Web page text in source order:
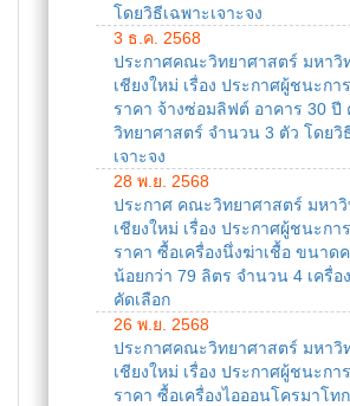
โดยวิธีเฉพาะเจาะจง
3 ธ.ค. 2568
ประกาศคณะวิทยาศาสตร์ มหาวิ
เชียงใหม่ เรื่อง ประกาศผู้ชนะกา
ราคา จ้างซ่อมลิฟต์ อาคาร 30 ปี
วิทยาศาสตร์ จำนวน 3 ตัว โดยวิ
เจาะจง
28 พ.ย. 2568
ประกาศ คณะวิทยาศาสตร์ มหาวิ
เชียงใหม่ เรื่อง ประกาศผู้ชนะกา
ราคา ซื้อเครื่องนึ่งฆ่าเชื้อ ขนาด
น้อยกว่า 79 ลิตร จำนวน 4 เครื่อ
คัดเลือก
26 พ.ย. 2568
ประกาศคณะวิทยาศาสตร์ มหาวิ
เชียงใหม่ เรื่อง ประกาศผู้ชนะกา
ราคา ซื้อเครื่องไอออนโครมาโท